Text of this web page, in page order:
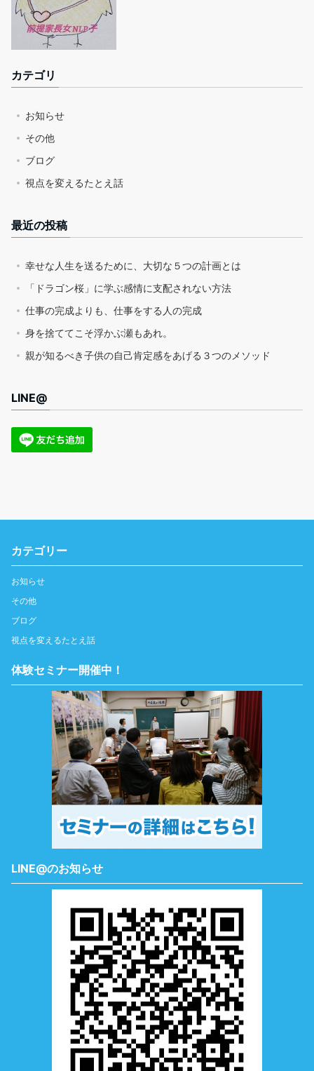
カテゴリ
お知らせ
その他
ブログ
視点を変えるたとえ話
最近の投稿
幸せな人生を送るために、大切な５つの計画とは
「ドラゴン桜」に学ぶ感情に支配されない方法
仕事の完成よりも、仕事をする人の完成
身を捨ててこそ浮かぶ瀬もあれ。
親が知るべき子供の自己肯定感をあげる３つのメソッド
LINE@
カテゴリー
お知らせ
その他
ブログ
視点を変えるたとえ話
体験セミナー開催中！
LINE@のお知らせ